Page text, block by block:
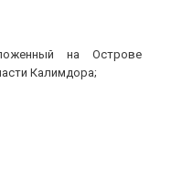
Дреней
на Острове
Калимдора;